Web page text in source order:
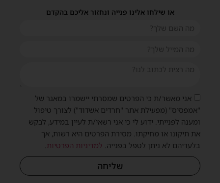
או שילחו אלינו פנייה ונחזור אליכם בהקדם
אני מאשר/ת כי הפרטים שמסרתי יישמרו במאגר של
"אמפסיס" (מפעילת אתר "חרדים אשדוד") לצורך טיפול
ומענה לפנייתי. ידוע לי כי אני רשאי/ת לעיין במידע, לבקש
את תיקונו או מחיקתו. מסירת הפרטים היא רשות, אך
בלעדיהם לא ניתן לטפל בפנייה.למדיניות הפרטיות.
שליחה